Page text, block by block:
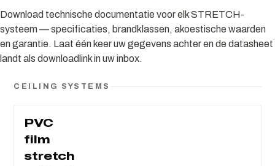
Download technische documentatie voor elk STRETCH-
systeem — specificaties, brandklassen, akoestische waarden
en garantie. Laat één keer uw gegevens achter en de datasheet
landt als downloadlink in uw inbox.
CEILING SYSTEMS
PVC
film
stretch